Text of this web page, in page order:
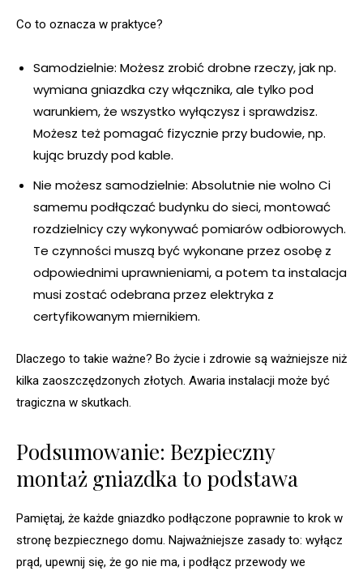
Co to oznacza w praktyce?
Samodzielnie: Możesz zrobić drobne rzeczy, jak np.
wymiana gniazdka czy włącznika, ale tylko pod
warunkiem, że wszystko wyłączysz i sprawdzisz.
Możesz też pomagać fizycznie przy budowie, np.
kując bruzdy pod kable.
Nie możesz samodzielnie: Absolutnie nie wolno Ci
samemu podłączać budynku do sieci, montować
rozdzielnicy czy wykonywać pomiarów odbiorowych.
Te czynności muszą być wykonane przez osobę z
odpowiednimi uprawnieniami, a potem ta instalacja
musi zostać odebrana przez elektryka z
certyfikowanym miernikiem.
Dlaczego to takie ważne? Bo życie i zdrowie są ważniejsze niż
kilka zaoszczędzonych złotych. Awaria instalacji może być
tragiczna w skutkach.
Podsumowanie: Bezpieczny
montaż gniazdka to podstawa
Pamiętaj, że każde gniazdko podłączone poprawnie to krok w
stronę bezpiecznego domu. Najważniejsze zasady to: wyłącz
prąd, upewnij się, że go nie ma, i podłącz przewody we